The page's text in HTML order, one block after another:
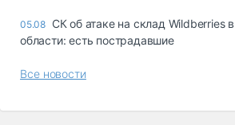
05.08 СК об атаке на склад Wildberries
области: есть пострадавшие
Все новости